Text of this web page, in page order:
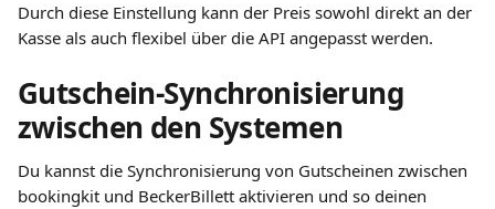
Durch diese Einstellung kann der Preis sowohl direkt an der
Kasse als auch flexibel über die API angepasst werden.
Gutschein-Synchronisierung
zwischen den Systemen
Du kannst die Synchronisierung von Gutscheinen zwischen
bookingkit und BeckerBillett aktivieren und so deinen